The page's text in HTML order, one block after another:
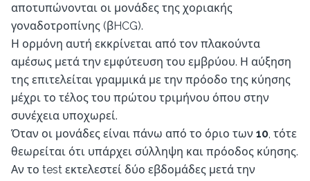
αποτυπώνονται οι μονάδες της χοριακής
γοναδοτροπίνης (βHCG).
Η ορμόνη αυτή εκκρίνεται από τον πλακούντα
αμέσως μετά την εμφύτευση του εμβρύου. Η αύξηση
της επιτελείται γραμμικά με την πρόοδο της κύησης
μέχρι το τέλος του πρώτου τριμήνου όπου στην
συνέχεια υποχωρεί.
Όταν οι μονάδες είναι πάνω από το όριο των 10, τότε
θεωρείται ότι υπάρχει σύλληψη και πρόοδος κύησης.
Αν το test εκτελεστεί δύο εβδομάδες μετά την